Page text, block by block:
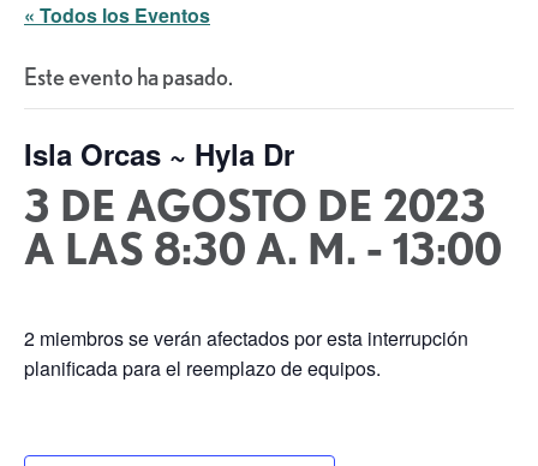
« Todos los Eventos
Este evento ha pasado.
Isla Orcas ~ Hyla Dr
3 DE AGOSTO DE 2023
A LAS 8:30 A. M. - 13:00
2 miembros se verán afectados por esta interrupción
planificada para el reemplazo de equipos.